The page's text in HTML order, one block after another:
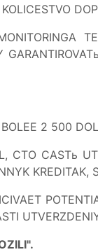
2 500
CTO CASTь
KREDITAK,